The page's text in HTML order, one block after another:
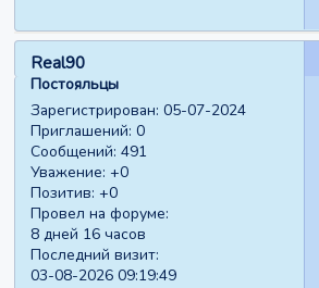
Real90
Постояльцы
Зарегистрирован: 05-07-2024
Приглашений: 0
Сообщений: 491
Уважение: +0
Позитив: +0
Провел на форуме:
8 дней 16 часов
Последний визит:
03-08-2026 09:19:49